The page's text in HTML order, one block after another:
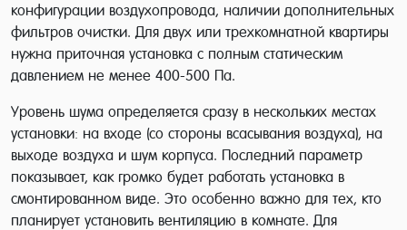
конфигурации воздухопровода, наличии дополнительных
фильтров очистки. Для двух или трехкомнатной квартиры
нужна приточная установка с полным статическим
давлением не менее 400-500 Па.
Уровень шума определяется сразу в нескольких местах
установки: на входе (со стороны всасывания воздуха), на
выходе воздуха и шум корпуса. Последний параметр
показывает, как громко будет работать установка в
смонтированном виде. Это особенно важно для тех, кто
планирует установить вентиляцию в комнате. Для